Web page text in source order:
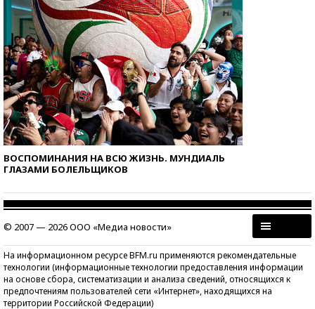
ВОСПОМИНАНИЯ НА ВСЮ ЖИЗНЬ. МУНДИАЛЬ
ГЛАЗАМИ БОЛЕЛЬЩИКОВ
© 2007 — 2026 ООО «Медиа новости»
На информационном ресурсе BFM.ru применяются рекомендательные
технологии (информационные технологии предоставления информации
на основе сбора, систематизации и анализа сведений, относящихся к
предпочтениям пользователей сети «Интернет», находящихся на
территории Российской Федерации)